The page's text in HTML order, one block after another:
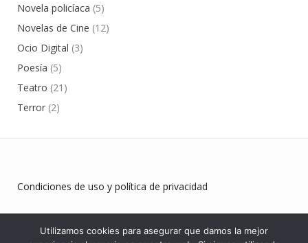
Novela policíaca (5)
Novelas de Cine (12)
Ocio Digital (3)
Poesía (5)
Teatro (21)
Terror (2)
Condiciones de uso y política de privacidad
Utilizamos cookies para asegurar que damos la mejor